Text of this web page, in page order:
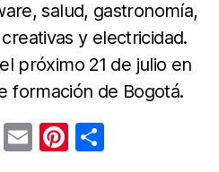
salud, gastronomía,
y electricidad.
próximo 21 de julio en
formación de Bogotá.
T E Pi